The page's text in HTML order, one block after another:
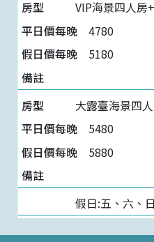
VIP海景四人房
4780
5180
大露臺海景四
5480
5880
假日:五、六、